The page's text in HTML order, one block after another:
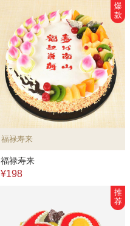
福禄寿来
爆
款
福禄寿来
¥198
推
荐